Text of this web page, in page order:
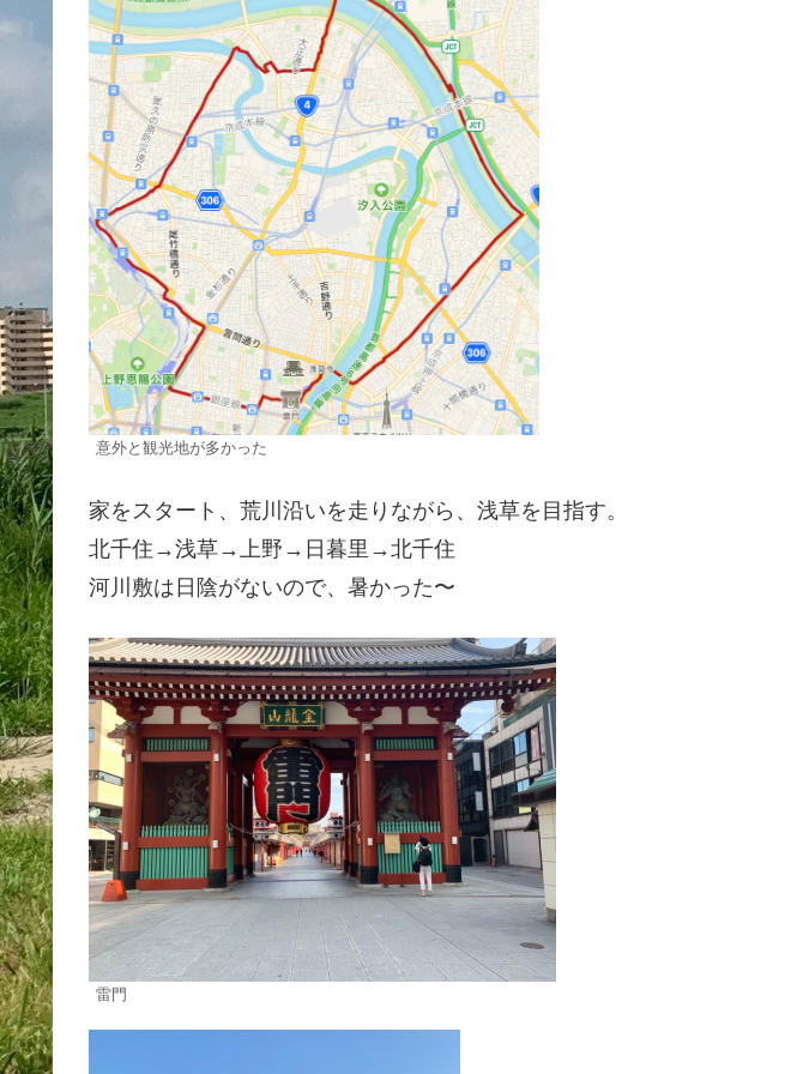
意外と観光地が多かった
家をスタート、荒川沿いを走りながら、浅草を目指す。
北千住→浅草→上野→日暮里→北千住
河川敷は日陰がないので、暑かった〜
雷門